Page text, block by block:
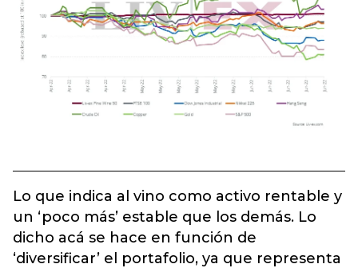
Lo que indica al vino como activo rentable y
un ‘poco más’ estable que los demás. Lo
dicho acá se hace en función de
‘diversificar’ el portafolio, ya que representa